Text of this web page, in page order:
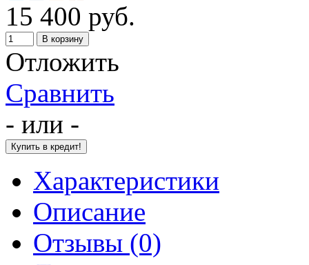
15 400 руб.
Отложить
Сравнить
- или -
Характеристики
Описание
Отзывы (0)